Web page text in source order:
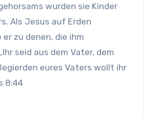
wurden sie Kinder
Als Jesus auf Erden
zu denen, die ihm
seid aus dem Vater, dem
eures Vaters wollt ihr
8:44